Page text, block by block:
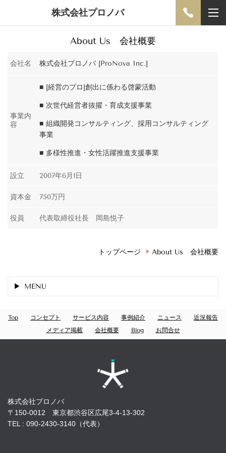
株式会社プロノバ
About Us 会社概要
会社名 株式会社プロノバ [ProNova Inc.]
事業内
容
■ [経営のプロ]創出に係わる啓蒙活動
■ 次世代経営者抜擢・育成支援事業
■ 組織開発コンサルティング、採用コンサルティング
事業
■ 多様性推進・女性活躍推進支援事業
設立 2007年6月1日
資本金 750万円
役員 代表取締役社長 岡島悦子
トップページ About Us 会社概要
MENU
Top コンセプト サービス内容 事例紹介 ニュース
近況報告
メディア掲載
会社概要 Blog お問合せ
株式会社プロノバ
〒150-0012 東京都渋谷区広尾3-4-13-302
TEL : 090-2430-3140（代表）